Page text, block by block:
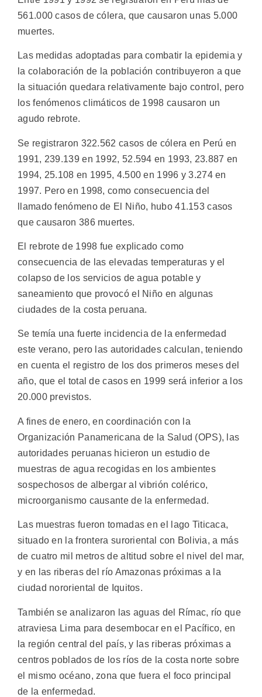
561.000 casos de cólera, que causaron unas 5.000
muertes.
Las medidas adoptadas para combatir la epidemia y
la colaboración de la población contribuyeron a que
la situación quedara relativamente bajo control, pero
los fenómenos climáticos de 1998 causaron un
agudo rebrote.
Se registraron 322.562 casos de cólera en Perú en
1991, 239.139 en 1992, 52.594 en 1993, 23.887 en
1994, 25.108 en 1995, 4.500 en 1996 y 3.274 en
1997. Pero en 1998, como consecuencia del
llamado fenómeno de El Niño, hubo 41.153 casos
que causaron 386 muertes.
El rebrote de 1998 fue explicado como
consecuencia de las elevadas temperaturas y el
colapso de los servicios de agua potable y
saneamiento que provocó el Niño en algunas
ciudades de la costa peruana.
Se temía una fuerte incidencia de la enfermedad
este verano, pero las autoridades calculan, teniendo
en cuenta el registro de los dos primeros meses del
año, que el total de casos en 1999 será inferior a los
20.000 previstos.
A fines de enero, en coordinación con la
Organización Panamericana de la Salud (OPS), las
autoridades peruanas hicieron un estudio de
muestras de agua recogidas en los ambientes
sospechosos de albergar al vibrión colérico,
microorganismo causante de la enfermedad.
Las muestras fueron tomadas en el lago Titicaca,
situado en la frontera suroriental con Bolivia, a más
de cuatro mil metros de altitud sobre el nivel del mar,
y en las riberas del río Amazonas próximas a la
ciudad nororiental de Iquitos.
También se analizaron las aguas del Rímac, río que
atraviesa Lima para desembocar en el Pacífico, en
la región central del país, y las riberas próximas a
centros poblados de los ríos de la costa norte sobre
el mismo océano, zona que fuera el foco principal
de la enfermedad.